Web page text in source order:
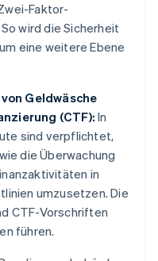
Faktor-
wird die Sicherheit
eine weitere Ebene
Geldwäsche
(CTF): In
sind verpflichtet,
die Überwachung
in
umzusetzen. Die
CTF-Vorschriften
führen.